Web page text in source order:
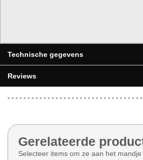
Technische gegevens
Reviews
Gerelateerde
Selecteer items om ze aan het